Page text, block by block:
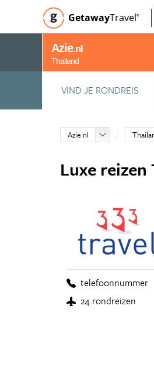
GetawayTravel©
Azie.nl
Thailand
VIND JE RONDREIS
Azie.nl
Luxe reizen
telefoonnummer
24 rondreizen